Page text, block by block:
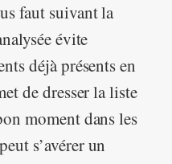
faut suivant la
évite
déjà présents en
de dresser la liste
moment dans les
s’avérer un